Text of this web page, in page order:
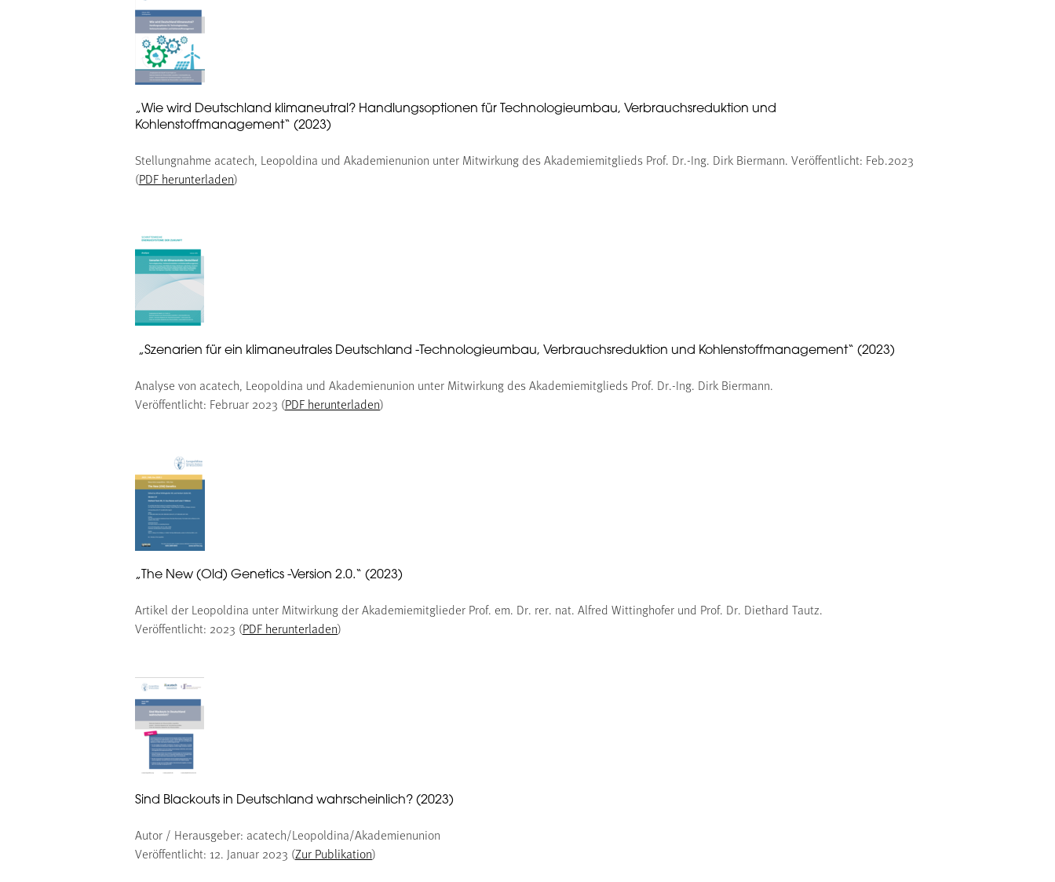
„Wie wird Deutschland klimaneutral? Handlungsoptionen für Technologieumbau, Verbrauchsreduktion und
Kohlenstoffmanagement“ (2023)
Stellungnahme acatech, Leopoldina und Akademienunion unter Mitwirkung des Akademiemitglieds Prof. Dr.-Ing. Dirk Biermann. Veröffentlicht: Feb.2023
(PDF herunterladen)
„Szenarien für ein klimaneutrales Deutschland -Technologieumbau, Verbrauchsreduktion und Kohlenstoffmanagement“ (2023)
Analyse von acatech, Leopoldina und Akademienunion unter Mitwirkung des Akademiemitglieds Prof. Dr.-Ing. Dirk Biermann.
Veröffentlicht: Februar 2023 (PDF herunterladen)
„The New (Old) Genetics -Version 2.0.“ (2023)
Artikel der Leopoldina unter Mitwirkung der Akademiemitglieder Prof. em. Dr. rer. nat. Alfred Wittinghofer und Prof. Dr. Diethard Tautz.
Veröffentlicht: 2023 (PDF herunterladen)
Sind Blackouts in Deutschland wahrscheinlich? (2023)
Autor / Herausgeber: acatech/Leopoldina/Akademienunion
Veröffentlicht: 12. Januar 2023 (Zur Publikation)